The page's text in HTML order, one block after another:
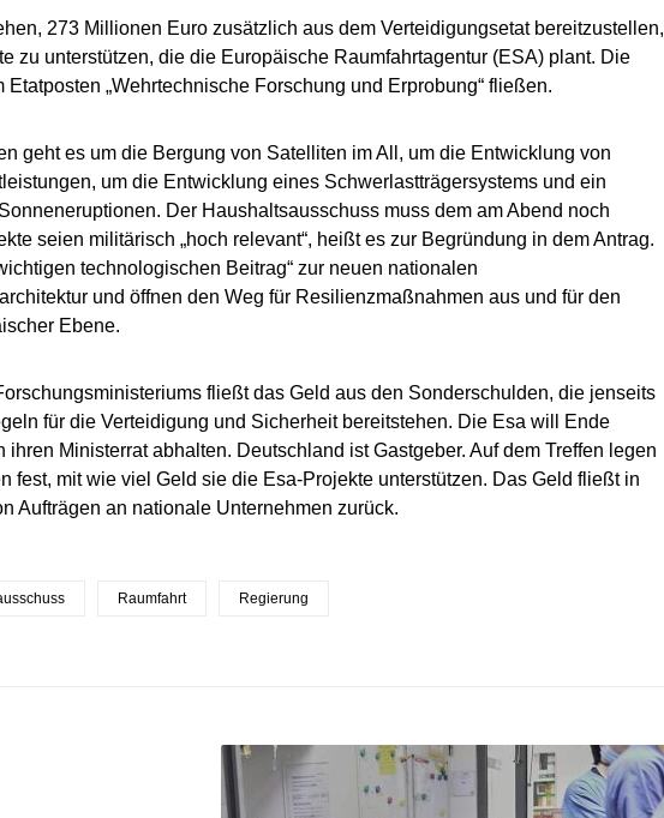
273 Millionen Euro zusätzlich aus dem Verteidigungsetat bereitzustellen,
zu unterstützen, die die Europäische Raumfahrtagentur (ESA) plant. Die
Etatposten „Wehrtechnische Forschung und Erprobung“ fließen.
geht es um die Bergung von Satelliten im All, um die Entwicklung von
um die Entwicklung eines Schwerlastträgersystems und ein
Der Haushaltsausschuss muss dem am Abend noch
seien militärisch „hoch relevant“, heißt es zur Begründung in dem Antrag.
technologischen Beitrag“ zur neuen nationalen
und öffnen den Weg für Resilienzmaßnahmen aus und für den
Ebene.
fließt das Geld aus den Sonderschulden, die jenseits
für die Verteidigung und Sicherheit bereitstehen. Die Esa will Ende
ihren Ministerrat abhalten. Deutschland ist Gastgeber. Auf dem Treffen legen
fest, mit wie viel Geld sie die Esa-Projekte unterstützen. Das Geld fließt in
Aufträgen an nationale Unternehmen zurück.
Raumfahrt Regierung